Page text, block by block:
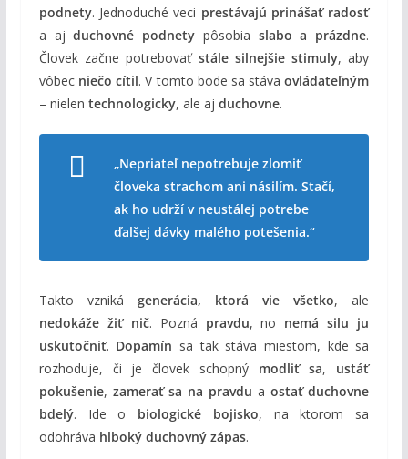
podnety. Jednoduché veci prestávajú prinášať radosť
a ajduchovné podnety pôsobia slabo a prázdne.
Človek začne potrebovať stále silnejšie stimuly, aby
vôbec niečo cítil. V tomto bode sa stávaovládateľným
– nielen technologicky, ale aj duchovne.
„Nepriateľ nepotrebuje zlomiť
človeka strachom ani násilím. Stačí,
ak ho udrží v neustálej potrebe
ďalšej dávky malého potešenia.“
Takto vzniká generácia, ktorá vie všetko, ale
nedokáže žiť nič. Pozná pravdu, no nemá silu ju
uskutočniť. Dopamín sa tak stáva miestom, kde sa
rozhoduje, či je človek schopný modliť sa, ustáť
pokušenie, zamerať sa na pravdu a ostať duchovne
bdelý. Ide o biologické bojisko, na ktorom sa
odohráva hlboký duchovný zápas.